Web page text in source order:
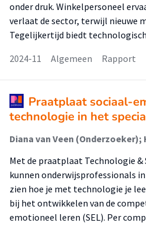
onder druk. Winkelpersoneel
verlaat de sector, terwijl nieuwe
Tegelijkertijd biedt
2024-11
Algemeen Rapport
Praatplaat sociaal-
technologie in het
Met de praatplaat Technologie
kunnen onderwijsprofessionals
zien hoe je met technologie je
bij het ontwikkelen van de
emotioneel leren (SEL). Per